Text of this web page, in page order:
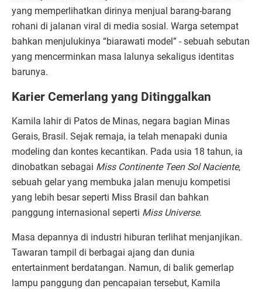
yang memperlihatkan dirinya menjual barang-barang
rohani di jalanan viral di media sosial. Warga setempat
bahkan menjulukinya “biarawati model” - sebuah sebutan
yang mencerminkan masa lalunya sekaligus identitas
barunya.
Karier Cemerlang yang Ditinggalkan
Kamila lahir di Patos de Minas, negara bagian Minas
Gerais, Brasil. Sejak remaja, ia telah menapaki dunia
modeling dan kontes kecantikan. Pada usia 18 tahun, ia
dinobatkan sebagai Miss Continente Teen Sol Naciente,
sebuah gelar yang membuka jalan menuju kompetisi
yang lebih besar seperti Miss Brasil dan bahkan
panggung internasional seperti Miss Universe.
Masa depannya di industri hiburan terlihat menjanjikan.
Tawaran tampil di berbagai ajang dan dunia
entertainment berdatangan. Namun, di balik gemerlap
lampu panggung dan pencapaian tersebut, Kamila